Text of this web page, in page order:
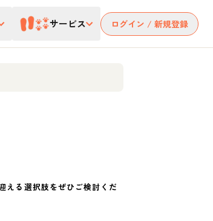
サービス ログイン / 新規登録
える選択肢をぜひご検討くだ